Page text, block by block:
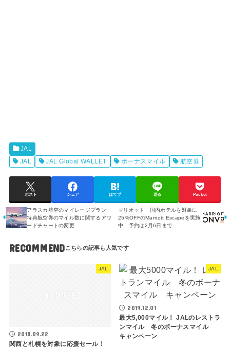
JAL
JAL
JAL Global WALLET ボーナスマイル 航空券
ポスト シェア はてブ 送る Pocket
アラスカ航空のマイレージプラン
特典航空券のマイル数に関するアワ
ードチャートの変更
マリオット 国内ホテルを対象に
25%OFFのMarriott Escapeを実施
中 予約は2月6日まで
RECOMMEND
JAL
2018.09.22
関西と札幌を対象に応援セール！
JAL
2019.12.01
最大5,000マイル！ JALのレストラ
ンマイル 冬のボーナスマイル
キャンペーン